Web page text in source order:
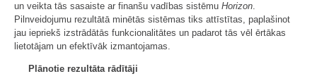
un veikta tās sasaiste ar finanšu vadības sistēmu Horizon.
Pilnveidojumu rezultātā minētās sistēmas tiks attīstītas, paplašinot
jau iepriekš izstrādātās funkcionalitātes un padarot tās vēl ērtākas
lietotājam un efektīvāk izmantojamas.
Plānotie rezultāta rādītāji